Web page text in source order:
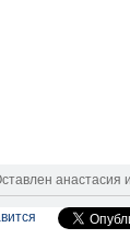
анастасия